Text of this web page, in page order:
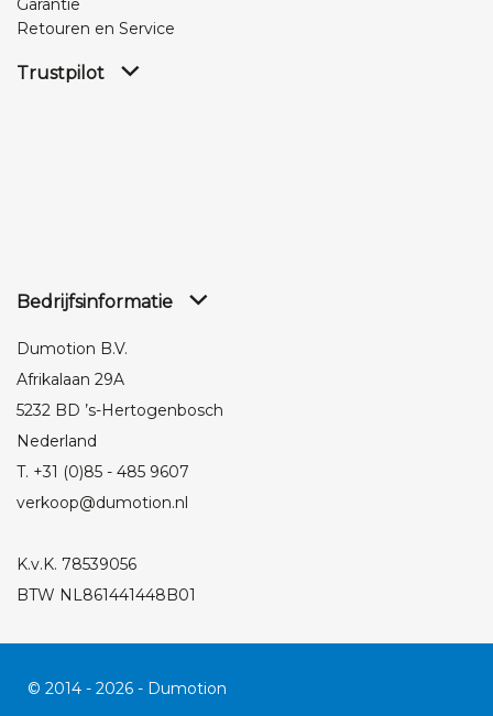
Garantie
Retouren en Service
Trustpilot
Bedrijfsinformatie
Dumotion B.V.
Afrikalaan 29A
5232 BD ’s-Hertogenbosch
Nederland
T. +31 (0)85 - 485 9607
verkoop@dumotion.nl
K.v.K. 78539056
BTW NL861441448B01
© 2014 - 2026 - Dumotion